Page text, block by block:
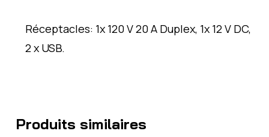
Réceptacles: 1x 120 V 20 A Duplex, 1x 12 V DC,
2 x USB.
Produits similaires